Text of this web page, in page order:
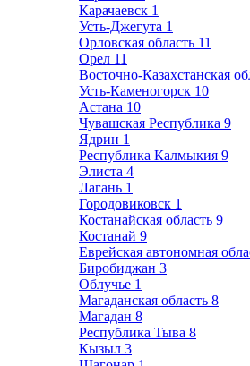
Карачаевск 1
Усть-Джегута 1
Орловская область 11
Орел 11
Восточно-Казахстанская
Усть-Каменогорск 10
Астана 10
Чувашская Республика 9
Ядрин 1
Республика Калмыкия 9
Элиста 4
Лагань 1
Городовиковск 1
Костанайская область 9
Костанай 9
Еврейская автономная
Биробиджан 3
Облучье 1
Магаданская область 8
Магадан 8
Республика Тыва 8
Кызыл 3